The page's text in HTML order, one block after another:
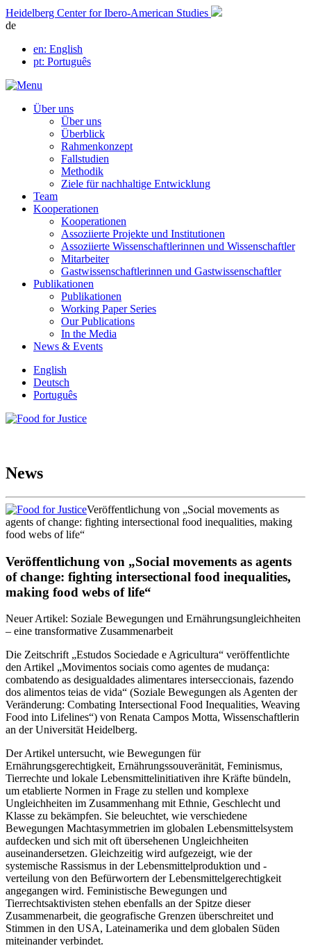
Skip
to
Heidelberg Center for Ibero-American Studies
de
en: English
pt: Português
Über uns
Über uns
Überblick
Rahmenkonzept
Fallstudien
Methodik
Ziele für nachhaltige Entwicklung
Team
Kooperationen
Kooperationen
Assoziierte Projekte und Institutionen
Assoziierte Wissenschaftlerinnen und Wissenschaftler
Mitarbeiter
Gastwissenschaftlerinnen und Gastwissenschaftler
Publikationen
Publikationen
Working Paper Series
Our Publications
In the Media
News & Events
English
Deutsch
Português
News
Veröffentlichung von „Social movements as
agents of change: fighting intersectional food inequalities, making
food webs of life“
Veröffentlichung von „Social movements as agents
of change: fighting intersectional food inequalities,
making food webs of life“
Neuer Artikel: Soziale Bewegungen und Ernährungsungleichheiten
– eine transformative Zusammenarbeit
Die Zeitschrift „Estudos Sociedade e Agricultura“ veröffentlichte
den Artikel „Movimentos sociais como agentes de mudança:
combatendo as desigualdades alimentares interseccionais, fazendo
dos alimentos teias de vida“ (Soziale Bewegungen als Agenten der
Veränderung: Combating Intersectional Food Inequalities, Weaving
Food into Lifelines“) von Renata Campos Motta, Wissenschaftlerin
an der Universität Heidelberg.
Der Artikel untersucht, wie Bewegungen für
Ernährungsgerechtigkeit, Ernährungssouveränität, Feminismus,
Tierrechte und lokale Lebensmittelinitiativen ihre Kräfte bündeln,
um etablierte Normen in Frage zu stellen und komplexe
Ungleichheiten im Zusammenhang mit Ethnie, Geschlecht und
Klasse zu bekämpfen. Sie beleuchtet, wie verschiedene
Bewegungen Machtasymmetrien im globalen Lebensmittelsystem
aufdecken und sich mit oft übersehenen Ungleichheiten
auseinandersetzen. Gleichzeitig wird aufgezeigt, wie der
systemische Rassismus in der Lebensmittelproduktion und -
verteilung von den Befürwortern der Lebensmittelgerechtigkeit
angegangen wird. Feministische Bewegungen und
Tierrechtsaktivisten stehen ebenfalls an der Spitze dieser
Zusammenarbeit, die geografische Grenzen überschreitet und
Stimmen in den USA, Lateinamerika und dem globalen Süden
miteinander verbindet.